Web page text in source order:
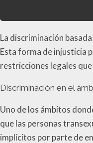
La discriminación
Esta forma de injusticia
restricciones legales
Discriminación en el
Uno de los ámbitos
que las personas
implícitos por parte de